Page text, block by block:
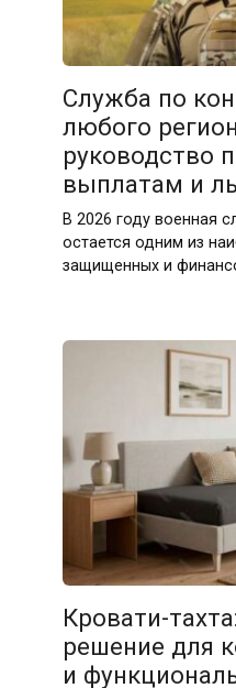
Служба по
любого
руководство
выплатам и
В 2026 году военная
остается одним из
защищенных и
Кровати-
решение для
и